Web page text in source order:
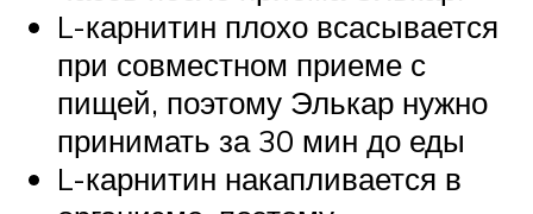
L-карнитин плохо всасывается
при совместном приеме с
пищей, поэтому Элькар нужно
принимать за 30 мин до еды
L-карнитин накапливается в